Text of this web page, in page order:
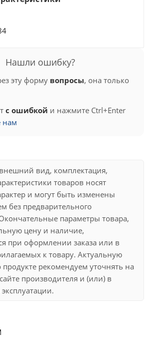
Нашли ошибку?
эту форму вопросы, она только
с ошибкой и нажмите Ctrl+Enter
нам
вид, комплектация,
товаров носят
и могут быть изменены
без предварительного
параметры товара,
цену и наличие,
при оформлении заказа или в
к товару. Актуальную
рекомендуем уточнять на
производителя и (или) в